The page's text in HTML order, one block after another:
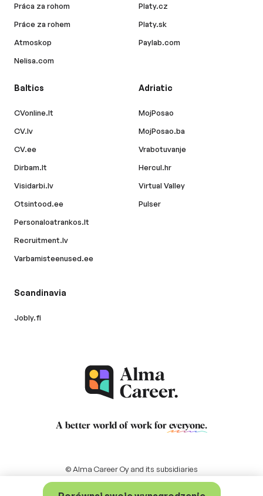
Práca za rohom
Práce za rohem
Atmoskop
Nelisa.com
Platy.cz
Platy.sk
Paylab.com
Baltics
CVonline.lt
CV.lv
CV.ee
Dirbam.lt
Visidarbi.lv
Otsintood.ee
Personaloatrankos.lt
Recruitment.lv
Varbamisteenused.ee
Adriatic
MojPosao
MojPosao.ba
Vrabotuvanje
Hercul.hr
Virtual Valley
Pulser
Scandinavia
Jobly.fi
A better world of work for everyone.
© Alma Career Oy and its subsidiaries